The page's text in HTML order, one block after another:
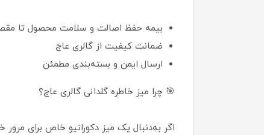
بیمه حفظ اصالت و سلامت محصول تا
ضمانت کیفیت از گالری عاج
ارسال ایمن و بسته‌بندی مطمئن
🎯 چرا میز خاطره گلدانی گالری عاج؟
اگر به‌دنبال یک میز دکوراتیو خاص برای